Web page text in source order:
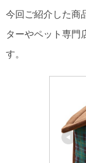
今回ご紹介した商
ターやペット専門
す。